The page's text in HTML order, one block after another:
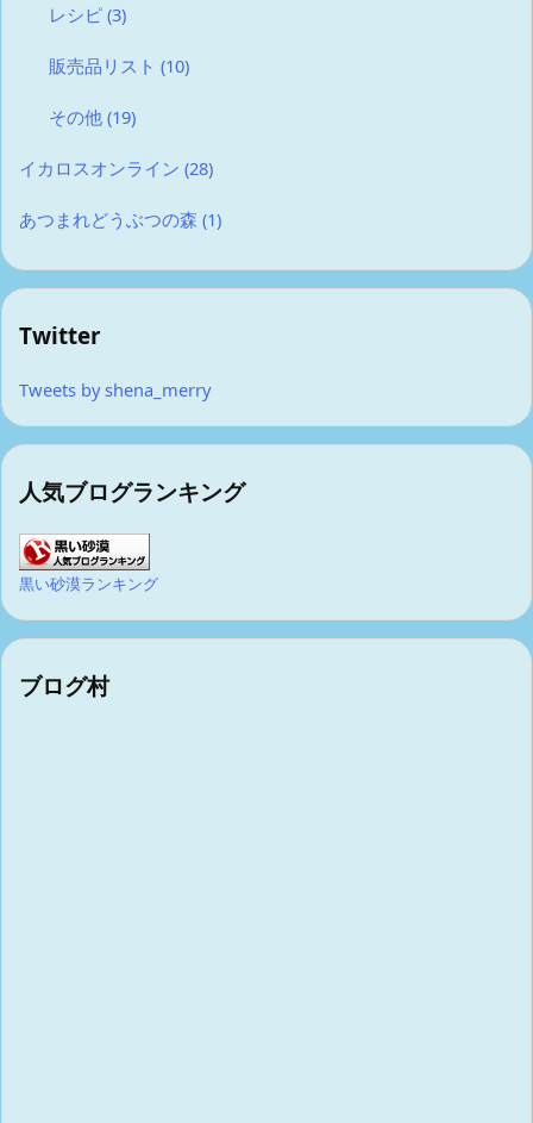
レシピ (3)
販売品リスト (10)
その他 (19)
イカロスオンライン (28)
あつまれどうぶつの森 (1)
Twitter
Tweets by shena_merry
人気ブログランキング
黒い砂漠ランキング
ブログ村